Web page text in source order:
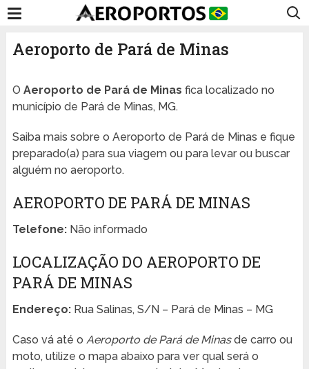
Aeroporto de Pará de Minas
O Aeroporto de Pará de Minas fica localizado no
município de Pará de Minas, MG.
Saiba mais sobre o Aeroporto de Pará de Minas e fique
preparado(a) para sua viagem ou para levar ou buscar
alguém no aeroporto.
AEROPORTO DE PARÁ DE MINAS
Telefone:Não informado
LOCALIZAÇÃO DO AEROPORTO DE
PARÁ DE MINAS
Endereço:Rua Salinas, S/N – Pará de Minas – MG
Caso vá até o Aeroporto de Pará de Minasde carro ou
moto, utilize o mapa abaixo para ver qual será o